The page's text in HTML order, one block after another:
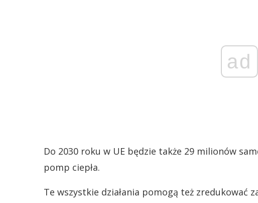
ad
Do 2030 roku w UE będzie także 29 milionów
pomp ciepła.
Te wszystkie działania pomogą też zredukować